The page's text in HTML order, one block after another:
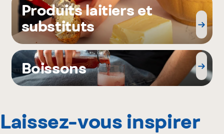
Produits laitiers et
substituts
Boissons
Laissez-vous inspirer